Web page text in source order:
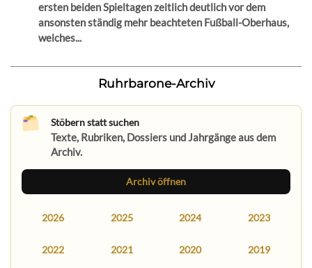
ersten beiden Spieltagen zeitlich deutlich vor dem
ansonsten ständig mehr beachteten Fußball-Oberhaus,
welches...
Ruhrbarone-Archiv
Stöbern statt suchen
Texte, Rubriken, Dossiers und Jahrgänge aus dem
Archiv.
Archiv öffnen
2026 2025 2024 2023
2022 2021 2020 2019